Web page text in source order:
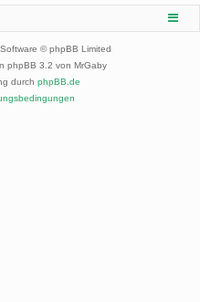
© phpBB Limited
phpBB 3.2 von MrGaby
durch phpBB.de